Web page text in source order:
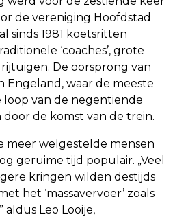
de vereniging Hoofdstad
sinds 1981 koetsritten
‘coaches’, grote
De oorsprong van
Engeland, waar de meeste
loop van de negentiende
de komst van de trein.
meer welgestelde mensen
geruime tijd populair. „Veel
kringen wilden destijds
het ‘massavervoer’ zoals
aldus Leo Looije,